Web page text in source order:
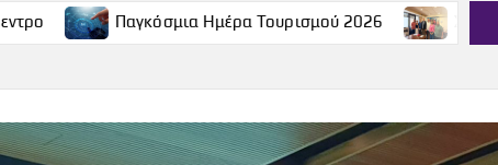
Παγκόσμια Ημέρα Τουρισμού 2026 Συνάντηση του